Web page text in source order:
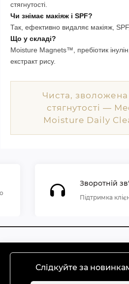
стягнутості.
Чи знімає макіяж і SPF?
Так, ефективно видаляє макіяж,
Що у складі?
Moisture Magnets™, пребіотик
екстракт рису.
Чиста,
стягнутості —
Moisture Daily
Зворотній
Підтримка
Слідкуйте за